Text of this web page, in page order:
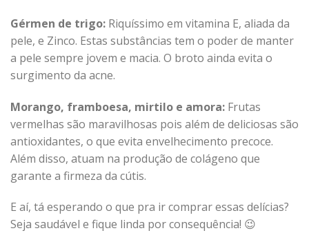
Gérmen de trigo: Riquíssimo em vitamina E, aliada da
pele, e Zinco. Estas substâncias tem o poder de manter
a pele sempre jovem e macia. O broto ainda evita o
surgimento da acne.
Morango, framboesa, mirtilo e amora: Frutas
vermelhas são maravilhosas pois além de deliciosas são
antioxidantes, o que evita envelhecimento precoce.
Além disso, atuam na produção de colágeno que
garante a firmeza da cútis.
E aí, tá esperando o que pra ir comprar essas delícias?
Seja saudável e fique linda por consequência! 😉